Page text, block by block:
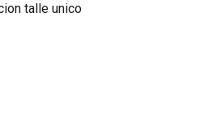
talle unico